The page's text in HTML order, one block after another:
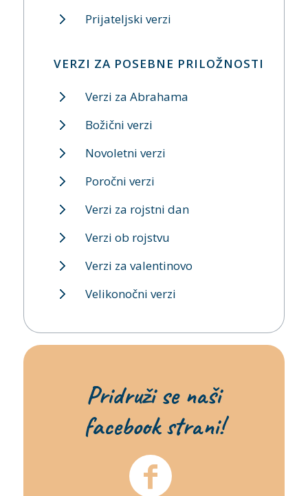
Prijateljski verzi
VERZI ZA POSEBNE PRILOŽNOSTI
Verzi za Abrahama
Božični verzi
Novoletni verzi
Poročni verzi
Verzi za rojstni dan
Verzi ob rojstvu
Verzi za valentinovo
Velikonočni verzi
Pridruži se naši
facebook strani!